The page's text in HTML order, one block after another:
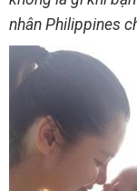
nhân Philippines